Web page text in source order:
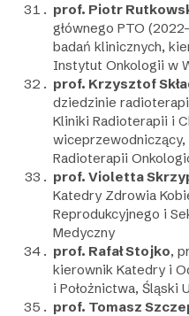
prof. Piotr
głównego PTO
badań klinicznych,
Instytut Onkologii w
prof. Krzysztof
dziedzinie
Kliniki Radioterapii i
Radioterapii
prof. Violetta
Katedry Zdrowia
Reprodukcyjnego i
Medyczny
prof. Rafał Stojko,
kierownik Katedry i
i Położnictwa, Śląski
prof. Tomasz